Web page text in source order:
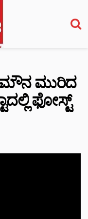
ಮೌನ ಮುರಿದ
ಫೋಸ್ಟ್